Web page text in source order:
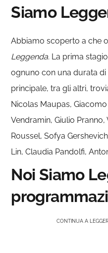
Siamo
Abbiamo scoperto a che
Leggenda. La prima
ognuno con una durata
principale, tra gli altri,
Nicolas Maupas,
Vendramin, Giulio Pranno,
Roussel, Sofya
Lin, Claudia Pandolfi,
Noi Siamo
CONTINUA A